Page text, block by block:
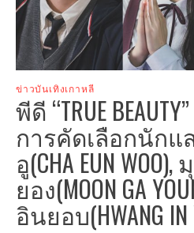
ข่าวบันเทิงเกาหลี
พีดี “TRUE
การคัดเลือกนักแ
อู(CHA EUN
ยอง(MOON GA
อินยอบ(HWANG IN